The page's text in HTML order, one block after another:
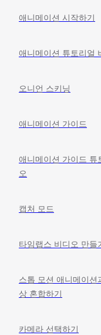
애니메이션 시작하기
애니메이션 튜토리얼
오니언 스키닝
애니메이션 가이드
애니메이션 가이드 튜
오
캡처 모드
타임랩스 비디오 만들
스톱 모션 애니메이션
상 혼합하기
카메라 선택하기